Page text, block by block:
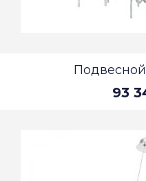
Подвесной
93